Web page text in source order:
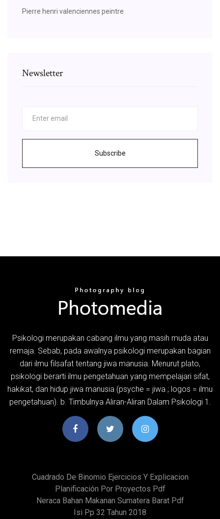
Pierre henri valenciennes peintre
Newsletter
Subscribe
Psikologi merupakan cabang ilmu yang masih muda atau
remaja. Sebab, pada awalnya psikologi merupakan bagian
dari ilmu filsafat tentang jiwa manusia. Menurut plato,
psikologi berarti ilmu pengetahuan yang mempelajari sifat,
hakikat, dan hidup jiwa manusia (psyche = jiwa ; logos = ilmu
pengetahuan). b. Timbulnya Aliran-Aliran Dalam Psikologi 1.
Cuadrado De Binomio Ejercicios Y Explicacion
Planificación Por Proyectos Pdf
Neraca Bahan Makanan Sumatera Barat Pdf
Isi Pp 32 Tahun 2018